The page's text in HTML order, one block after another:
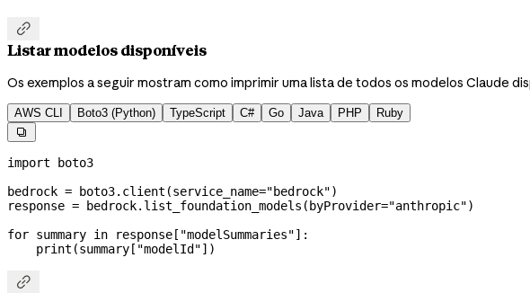

Listar modelos disponíveis
Os exemplos a seguir mostram como imprimir uma lista de todos os modelos Claude
AWS CLI Boto3 (Python) TypeScript C# Go Java PHP Ruby

import boto3
bedrock = boto3.client(service_name="bedrock")
response = bedrock.list_foundation_models( byProvider="anthropic")
for summary in response[ "modelSummaries"]:
    print
(summary[ "modelId"])
